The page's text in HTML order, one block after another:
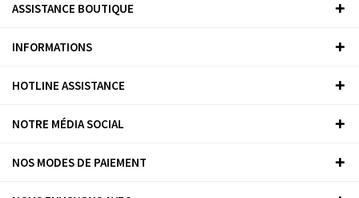
ASSISTANCE BOUTIQUE
INFORMATIONS
HOTLINE ASSISTANCE
NOTRE MÉDIA SOCIAL
NOS MODES DE PAIEMENT